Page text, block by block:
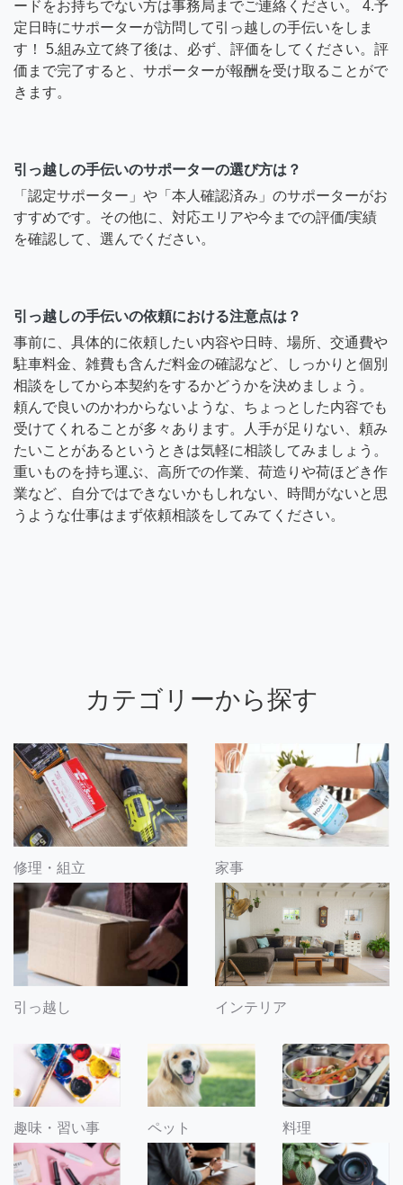
ードをお持ちでない方は事務局までご連絡ください。 4.予
定日時にサポーターが訪問して引っ越しの手伝いをしま
す！ 5.組み立て終了後は、必ず、評価をしてください。評
価まで完了すると、サポーターが報酬を受け取ることがで
きます。
引っ越しの手伝いのサポーターの選び方は？
「認定サポーター」や「本人確認済み」のサポーターがお
すすめです。その他に、対応エリアや今までの評価/実績
を確認して、選んでください。
引っ越しの手伝いの依頼における注意点は？
事前に、具体的に依頼したい内容や日時、場所、交通費や
駐車料金、雑費も含んだ料金の確認など、しっかりと個別
相談をしてから本契約をするかどうかを決めましょう。
頼んで良いのかわからないような、ちょっとした内容でも
受けてくれることが多々あります。人手が足りない、頼み
たいことがあるというときは気軽に相談してみましょう。
重いものを持ち運ぶ、高所での作業、荷造りや荷ほどき作
業など、自分ではできないかもしれない、時間がないと思
うような仕事はまず依頼相談をしてみてください。
カテゴリーから探す
修理・組立 家事
引っ越し インテリア
趣味・習い事 ペット 料理